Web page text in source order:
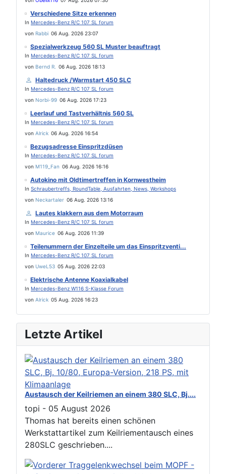
Verschiedene Sitze erkennen
In Mercedes-Benz R/C 107 SL forum
von Rabbi 06 Aug. 2026 23:07
Spezialwerkzeug 560 SL Muster beauftragt
In Mercedes-Benz R/C 107 SL forum
von Bernd R. 06 Aug. 2026 18:13
Haltedruck /Warmstart 450 SLC
In Mercedes-Benz R/C 107 SL forum
von Norbi-99 06 Aug. 2026 17:23
Leerlauf und Tastverhältnis 560 SL
In Mercedes-Benz R/C 107 SL forum
von Alrick 06 Aug. 2026 16:54
Bezugsadresse Einspritzdüsen
In Mercedes-Benz R/C 107 SL forum
von M119_Fan 06 Aug. 2026 16:16
Autokino mit Oldtimertreffen in Kornwestheim
In Schraubertreffs, RoundTable, Ausfahrten, News, Workshops
von Neckartaler 06 Aug. 2026 13:16
Lautes klakkern aus dem Motorraum
In Mercedes-Benz R/C 107 SL forum
von Maurice 06 Aug. 2026 11:39
Teilenummern der Einzelteile um das Einspritzventi...
In Mercedes-Benz R/C 107 SL forum
von UweL53 05 Aug. 2026 22:03
Elektrische Antenne Koaxialkabel
In Mercedes-Benz W116 S-Klasse Forum
von Alrick 05 Aug. 2026 16:23
Letzte Artikel
Austausch der Keilriemen an einem 380 SLC, Bj....
topi - 05 August 2026
Thomas hat bereits einen schönen
Werkstattartikel zum Keilriementausch eines
280SLC geschrieben....